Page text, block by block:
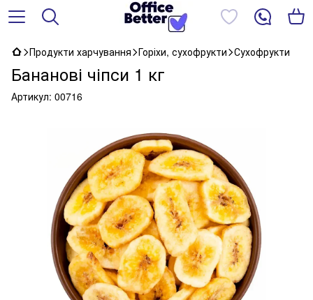
Продукти харчування Горіхи, сухофрукти Сухофрукти
Бананові чіпси 1 кг
Артикул: 00716